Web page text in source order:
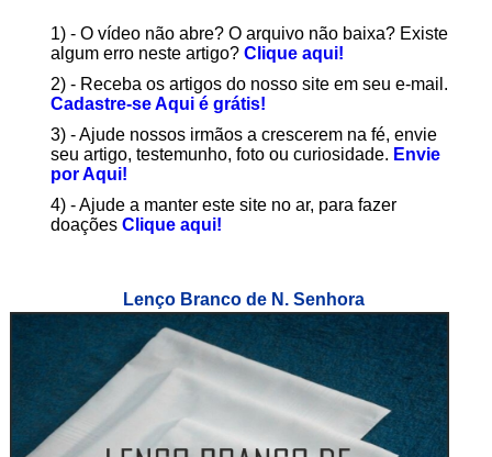
1) - O vídeo não abre? O arquivo não baixa? Existe
algum erro neste artigo? Clique aqui!
2) - Receba os artigos do nosso site em seu e-mail.
Cadastre-se Aqui é grátis!
3) - Ajude nossos irmãos a crescerem na fé, envie
seu artigo, testemunho, foto ou curiosidade. Envie
por Aqui!
4) - Ajude a manter este site no ar, para fazer
doações Clique aqui!
Lenço Branco de N. Senhora